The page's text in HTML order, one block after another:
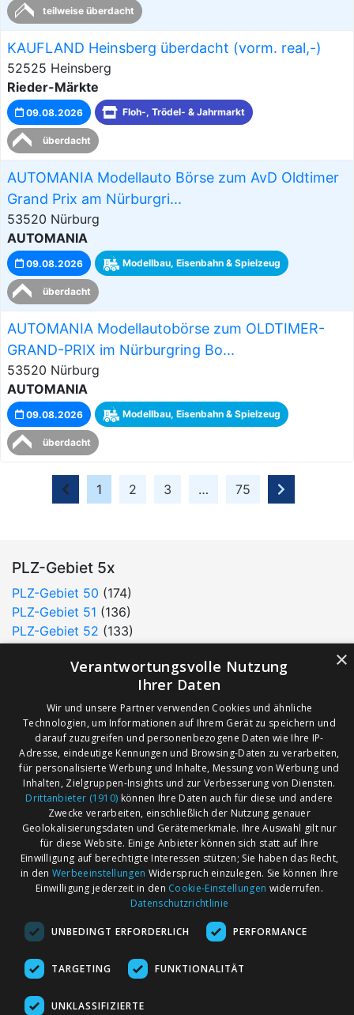
teilweise überdacht
KAUFLAND Heinsberg überdacht (vorm. real,-)
52525 Heinsberg
Rieder-Märkte
09.08.2026 Floh-, Trödel- & Jahrmarkt
überdacht
AUTOMANIA Modellauto Börse zum AvD Oldtimer
Grand Prix am Nürburgri...
53520 Nürburg
AUTOMANIA
09.08.2026 Modellbau, Eisenbahn & Spielzeug
überdacht
AUTOMANIA Modellautobörse zum OLDTIMER-
GRAND-PRIX im Nürburgring Bo...
53520 Nürburg
AUTOMANIA
09.08.2026 Modellbau, Eisenbahn & Spielzeug
überdacht
1 2 3 … 75
PLZ-Gebiet 5x
PLZ-Gebiet 50 (174)
PLZ-Gebiet 51 (136)
PLZ-Gebiet 52 (133)
PLZ-Gebiet 54(154)
PLZ-Gebiet 56(83)
PLZ-Gebiet 57(66)
PLZ-Gebiet 58 (79)
PLZ-Gebiet 59(129)
Impressum
Datenschutz
Kontakt
Märkte nach Bundesländern
Märkte nach PLZ
Märkte nach Umkreis
Flohmarkt
×
Verantwortungsvolle Nutzung
Ihrer Daten
Wir und unsere Partner verwenden Cookies und ähnliche
Technologien, um Informationen auf Ihrem Gerät zu speichern und
darauf zuzugreifen und personenbezogene Daten wie Ihre IP-
Adresse, eindeutige Kennungen und Browsing-Daten zu verarbeiten,
für personalisierte Werbung und Inhalte, Messung von Werbung und
Inhalten, Zielgruppen-Insights und zur Verbesserung von Diensten.
Drittanbieter (1910) können Ihre Daten auch für diese und andere
Zwecke verarbeiten, einschließlich der Nutzung genauer
Geolokalisierungsdaten und Gerätemerkmale. Ihre Auswahl gilt nur
für diese Website. Einige Anbieter können sich statt auf Ihre
Einwilligung auf berechtigte Interessen stützen; Sie haben das Recht,
in den Werbeeinstellungen Widerspruch einzulegen. Sie können Ihre
Einwilligung jederzeit in den Cookie-Einstellungen widerrufen.
Datenschutzrichtlinie
UNBEDINGT ERFORDERLICH PERFORMANCE
TARGETING FUNKTIONALITÄT
UNKLASSIFIZIERTE